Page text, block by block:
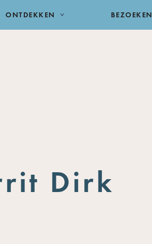
ONTDEKKEN BEZOEKEN
Dirk